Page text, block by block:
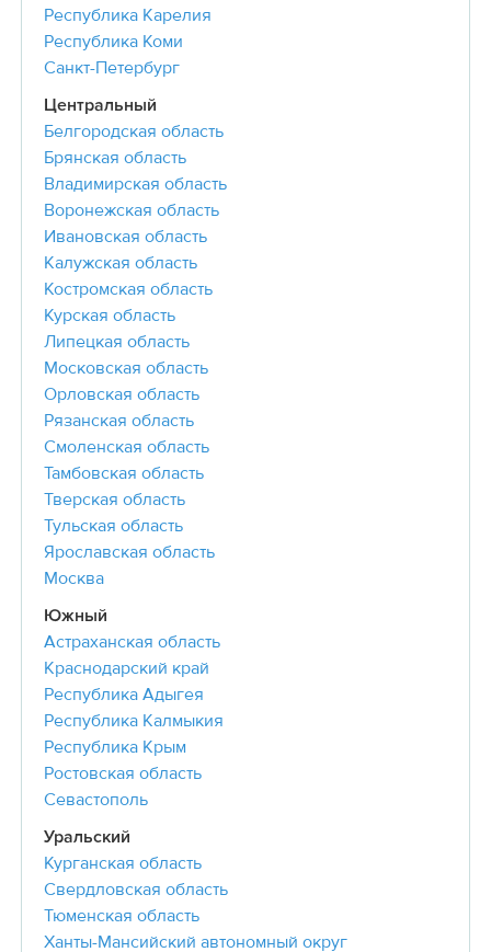
Республика Карелия
Республика Коми
Санкт-Петербург
Центральный
Белгородская область
Брянская область
Владимирская область
Воронежская область
Ивановская область
Калужская область
Костромская область
Курская область
Липецкая область
Московская область
Орловская область
Рязанская область
Смоленская область
Тамбовская область
Тверская область
Тульская область
Ярославская область
Москва
Южный
Астраханская область
Краснодарский край
Республика Адыгея
Республика Калмыкия
Республика Крым
Ростовская область
Севастополь
Уральский
Курганская область
Свердловская область
Тюменская область
Ханты-Мансийский автономный округ